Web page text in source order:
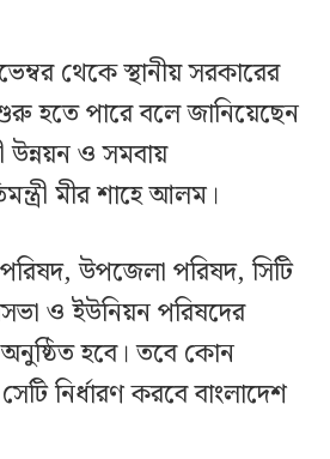
থেকে স্থানীয় সরকারের
শুরু হতে পারে বলে জানিয়েছেন
উন্নয়ন ও সমবায়
মীর শাহে আলম।
উপজেলা পরিষদ, সিটি
ও ইউনিয়ন পরিষদের
অনুষ্ঠিত হবে। তবে কোন
নির্ধারণ করবে বাংলাদেশ